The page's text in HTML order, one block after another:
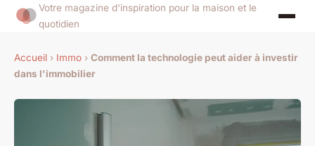
Votre magazine d'inspiration pour la maison et le
quotidien
Accueil › Immo › Comment la technologie peut aider à investir
dans l'immobilier